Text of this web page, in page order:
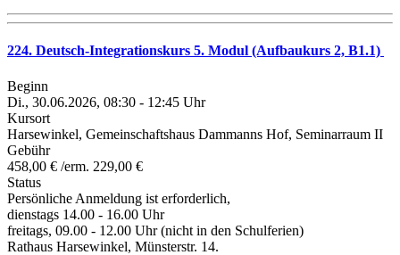
224. Deutsch-Integrationskurs 5. Modul (Aufbaukurs 2, B1.1)
Beginn
Di., 30.06.2026, 08:30 - 12:45 Uhr
Kursort
Harsewinkel, Gemeinschaftshaus Dammanns Hof, Seminarraum II
Gebühr
458,00 € /erm. 229,00 €
Status
Persönliche Anmeldung ist erforderlich,
dienstags 14.00 - 16.00 Uhr
freitags, 09.00 - 12.00 Uhr (nicht in den Schulferien)
Rathaus Harsewinkel, Münsterstr. 14.